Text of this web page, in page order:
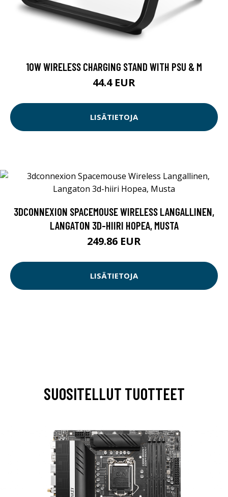
10W WIRELESS CHARGING STAND WITH PSU & M
44.4 EUR
LISÄTIETOJA
3DCONNEXION SPACEMOUSE WIRELESS LANGALLINEN,
LANGATON 3D-HIIRI HOPEA, MUSTA
249.86 EUR
LISÄTIETOJA
SUOSITELLUT TUOTTEET